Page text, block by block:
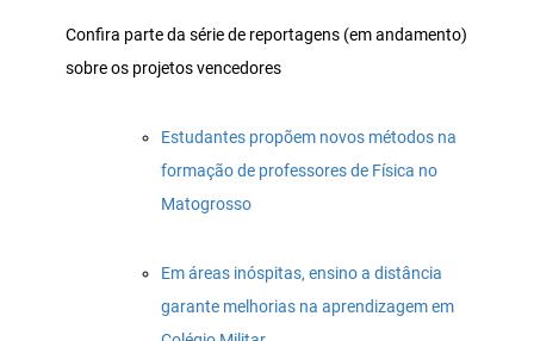
Confira parte da série de reportagens (em andamento)
sobre os projetos vencedores
Estudantes propõem novos métodos na
formação de professores de Física no
Matogrosso
Em áreas inóspitas, ensino a distância
garante melhorias na aprendizagem em